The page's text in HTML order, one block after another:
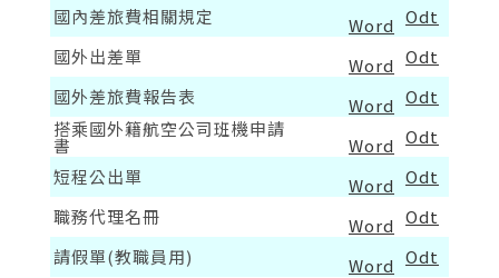
國內差旅費相關規定
Word Odt
國外出差單
Word Odt
國外差旅費報告表
Word Odt
搭乘國外籍航空公司班機申請
書 Word Odt
短程公出單
Word Odt
職務代理名冊
Word Odt
請假單(教職員用)
Word Odt